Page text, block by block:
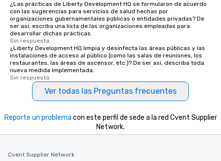
¿Las prácticas de Liberty Development HQ se formularon de acuerdo
con las sugerencias para servicios de salud hechas por
organizaciones gubernamentales públicas o entidades privadas? De
ser así, escriba una lista de las organizaciones empleadas para
desarrollar dichas prácticas.
Sin respuesta.
¿Liberty Development HQ limpia y desinfecta las áreas públicas y las
instalaciones de acceso al público (como las salas de reuniones, los
restaurantes, las áreas de ascensor, etc.)? De ser así, describa toda
nueva medida implementada.
Sin respuesta.
Ver todas las Preguntas frecuentes
Reporte un problema con este perfil de sede a la red Cvent Supplier
Network.
Cvent Supplier Network